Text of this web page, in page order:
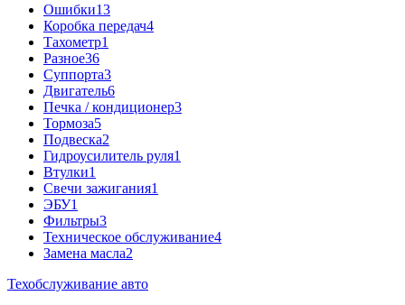
Ошибки13
Коробка передач4
Тахометр1
Разное36
Cуппорта3
Двигатель6
Печка / кондиционер3
Тормоза5
Подвеска2
Гидроусилитель руля1
Втулки1
Свечи зажигания1
ЭБУ1
Фильтры3
Техническое обслуживание4
Замена масла2
Техобслуживание авто